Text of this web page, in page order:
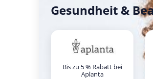
Gesundheit &
Bis zu 5 % Rabatt bei
Aplanta